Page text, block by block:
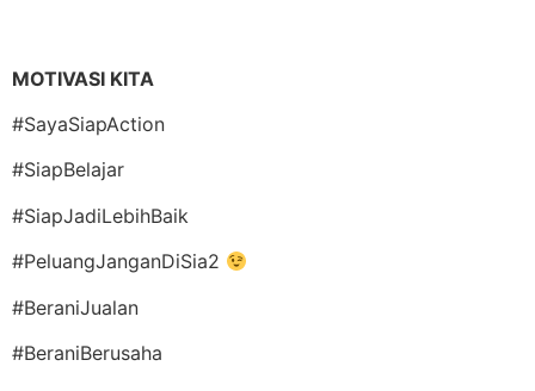
MOTIVASI KITA
#SayaSiapAction
#SiapBelajar
#SiapJadiLebihBaik
#PeluangJanganDiSia2
#BeraniJualan
#BeraniBerusaha